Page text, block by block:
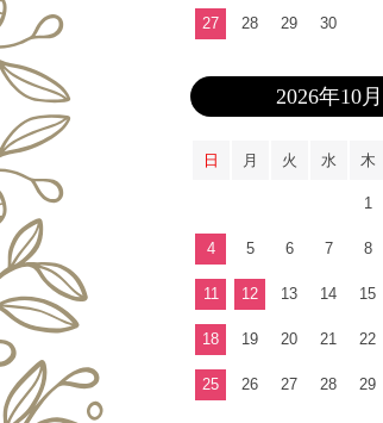
27 28 29 30
2026年10月
日 月 火 水 木
1
4 5 6 7 8
11 12 13 14 15
18 19 20 21 22
25 26 27 28 29